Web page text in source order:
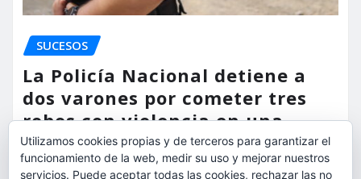
SUCESOS
La Policía Nacional detiene a
dos varones por cometer tres
robos con violencia en una
misma mañana
torrent al dia Ago 7, 2026
Utilizamos cookies propias y de terceros para garantizar el
funcionamiento de la web, medir su uso y mejorar nuestros
servicios. Puede aceptar todas las cookies, rechazar las no